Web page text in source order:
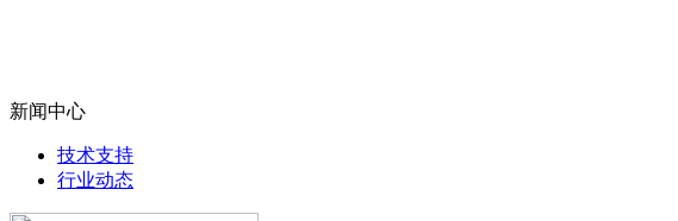
新闻中心
技术支持
行业动态